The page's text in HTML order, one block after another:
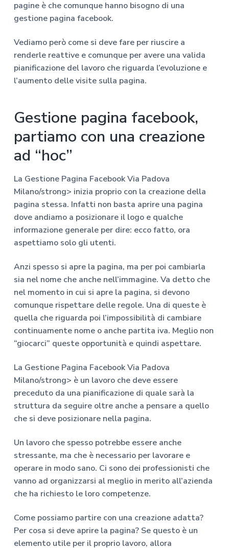
pagine è che comunque hanno bisogno di una
gestione pagina facebook.
Vediamo però come si deve fare per riuscire a
renderle reattive e comunque per avere una valida
pianificazione del lavoro che riguarda l’evoluzione e
l’aumento delle visite sulla pagina.
Gestione pagina facebook,
partiamo con una creazione
ad “hoc”
La Gestione Pagina Facebook Via Padova
Milano/strong> inizia proprio con la creazione della
pagina stessa. Infatti non basta aprire una pagina
dove andiamo a posizionare il logo e qualche
informazione generale per dire: ecco fatto, ora
aspettiamo solo gli utenti.
Anzi spesso si apre la pagina, ma per poi cambiarla
sia nel nome che anche nell’immagine. Va detto che
nel momento in cui si apre la pagina, si devono
comunque rispettare delle regole. Una di queste è
quella che riguarda poi l’impossibilità di cambiare
continuamente nome o anche partita iva. Meglio non
“giocarci” queste opportunità e quindi aspettare.
La Gestione Pagina Facebook Via Padova
Milano/strong> è un lavoro che deve essere
preceduto da una pianificazione di quale sarà la
struttura da seguire oltre anche a pensare a quello
che si deve posizionare nella pagina.
Un lavoro che spesso potrebbe essere anche
stressante, ma che è necessario per lavorare e
operare in modo sano. Ci sono dei professionisti che
vanno ad organizzarsi al meglio in merito all’azienda
che ha richiesto le loro competenze.
Come possiamo partire con una creazione adatta?
Per cosa si deve aprire la pagina? Se questo è un
elemento utile per il proprio lavoro, allora